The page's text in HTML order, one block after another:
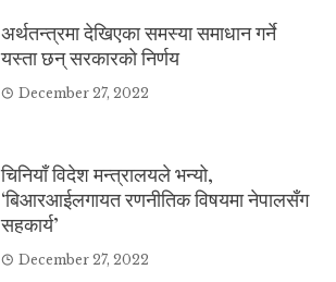
अर्थतन्त्रमा देखिएका समस्या समाधान गर्ने
यस्ता छन् सरकारको निर्णय
December 27, 2022
चिनियाँ विदेश मन्त्रालयले भन्यो,
‘बिआरआईलगायत रणनीतिक विषयमा नेपालसँग
सहकार्य’
December 27, 2022